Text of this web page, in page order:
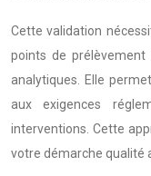
Cette validation
points de
analytiques. Elle
aux exigences
interventions. Cette
votre démarche qualité